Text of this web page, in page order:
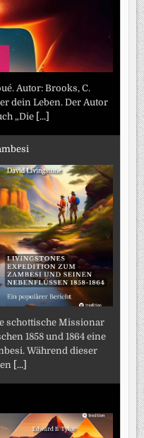
Autor: Brooks, C.
dein Leben. Der Autor
„Die [...]
schottische Missionar
1858 und 1864 eine
Während dieser
[...]